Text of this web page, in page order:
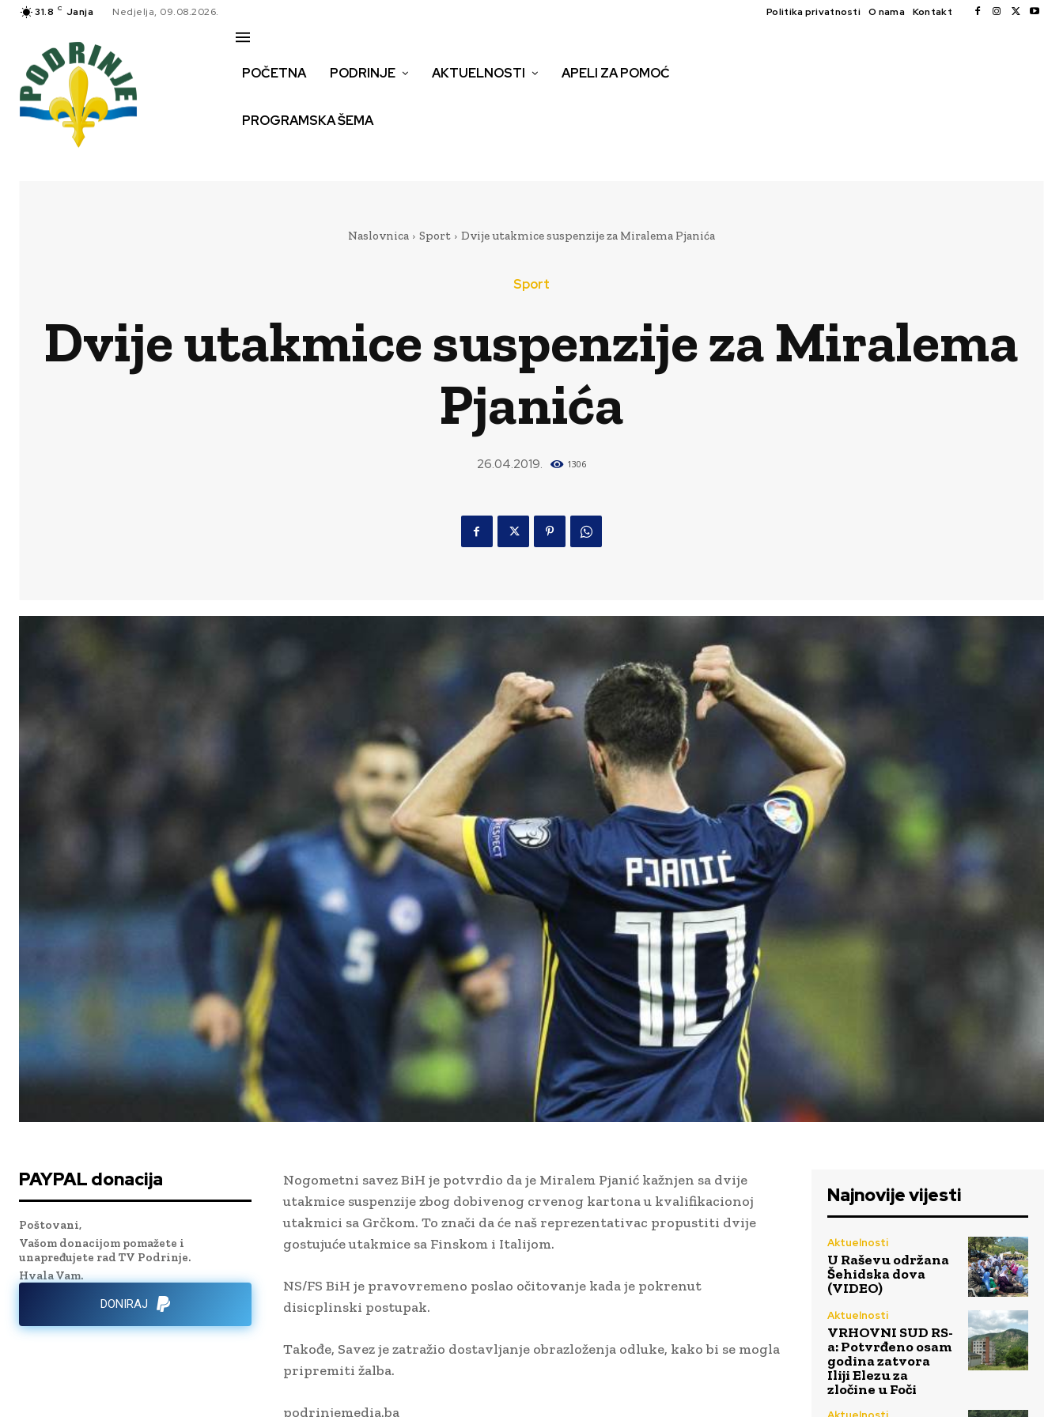
31.8 C Janja Nedjelja, 09.08.2026. Politika privatnosti O nama Kontakt
POČETNA PODRINJE AKTUELNOSTI APELI ZA POMOĆ
PROGRAMSKA ŠEMA
Naslovnica Sport Dvije utakmice suspenzije za Miralema Pjanića
Sport
Dvije utakmice suspenzije za Miralema
Pjanića
26.04.2019. 1306
PAYPAL donacija
Poštovani,
Vašom donacijom pomažete i
unapređujete rad TV Podrinje.
Hvala Vam.
DONIRAJ
Nogometni savez BiH je potvrdio da je Miralem Pjanić kažnjen sa dvije
utakmice suspenzije zbog dobivenog crvenog kartona u kvalifikacionoj
utakmici sa Grčkom. To znači da će naš reprezentativac propustiti dvije
gostujuće utakmice sa Finskom i Italijom.
NS/FS BiH je pravovremeno poslao očitovanje kada je pokrenut
disicplinski postupak.
Takođe, Savez je zatražio dostavljanje obrazloženja odluke, kako bi se mogla
pripremiti žalba.
podrinjemedia.ba
Najnovije vijesti
Aktuelnosti
U Raševu održana
Šehidska dova
(VIDEO)
Aktuelnosti
VRHOVNI SUD RS-
a: Potvrđeno osam
godina zatvora
Iliji Elezu za
zločine u Foči